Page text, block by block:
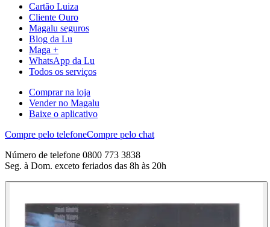
Cartão Luiza
Cliente Ouro
Magalu seguros
Blog da Lu
Maga +
WhatsApp da Lu
Todos os serviços
Comprar na loja
Vender no Magalu
Baixe o aplicativo
Compre pelo telefoneCompre pelo chat
Número de telefone 0800 773 3838
Seg. à Dom. exceto feriados das 8h às 20h